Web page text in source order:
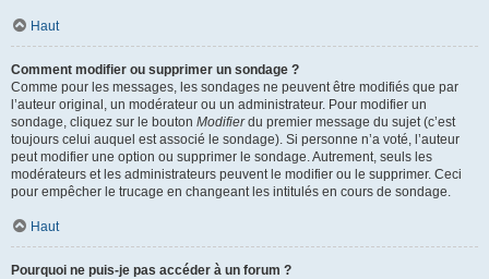
Haut
Comment modifier ou supprimer un sondage ?
Comme pour les messages, les sondages ne peuvent être modifiés que par
l’auteur original, un modérateur ou un administrateur. Pour modifier un
sondage, cliquez sur le bouton Modifierdu premier message du sujet (c’est
toujours celui auquel est associé le sondage). Si personne n’a voté, l’auteur
peut modifier une option ou supprimer le sondage. Autrement, seuls les
modérateurs et les administrateurs peuvent le modifier ou le supprimer. Ceci
pour empêcher le trucage en changeant les intitulés en cours de sondage.
Haut
Pourquoi ne puis-je pas accéder à un forum ?